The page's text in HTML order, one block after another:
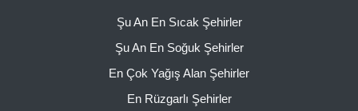
Şu An En Sıcak Şehirler
Şu An En Soğuk Şehirler
En Çok Yağış Alan Şehirler
En Rüzgarlı Şehirler